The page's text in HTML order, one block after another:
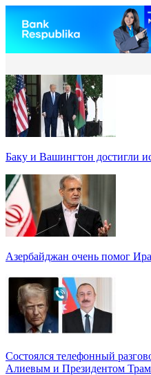
Баку и Вашингтон достигли
Азербайджан очень помог
Состоялся телефонный
Алиевым и Президентом